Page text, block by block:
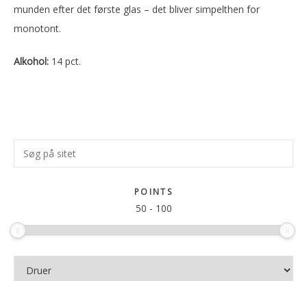
munden efter det første glas – det bliver simpelthen for
monotont.
Alkohol: 14 pct.
Primær
Sidebar
Søg
på
POINTS
50 - 100